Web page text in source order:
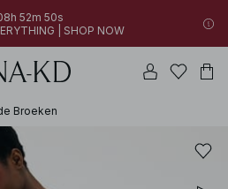
52m 50s
| SHOP NOW
Broeken